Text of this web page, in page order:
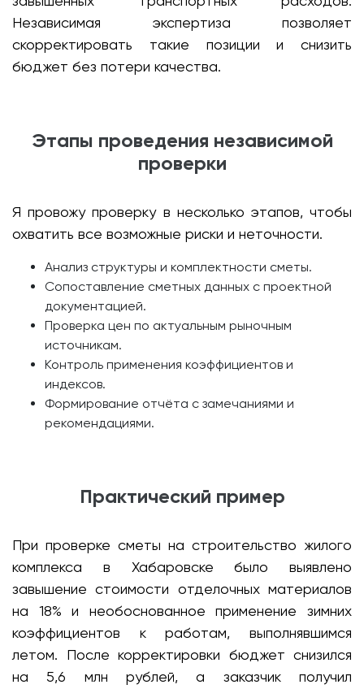
Независимая экспертиза позволяет
скорректировать такие позиции и снизить
бюджет без потери качества.
Этапы проведения независимой
проверки
Я провожу проверку в несколько этапов, чтобы
охватить все возможные риски и неточности.
Анализ структуры и комплектности сметы.
Сопоставление сметных данных с проектной
документацией.
Проверка цен по актуальным рыночным
источникам.
Контроль применения коэффициентов и
индексов.
Формирование отчёта с замечаниями и
рекомендациями.
Практический пример
При проверке сметы на строительство жилого
комплекса в Хабаровске было выявлено
завышение стоимости отделочных материалов
на 18% и необоснованное применение зимних
коэффициентов к работам, выполнявшимся
летом. После корректировки бюджет снизился
на 5,6 млн рублей, а заказчик получил